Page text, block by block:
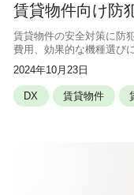
賃貸物件向け防
賃貸物件の安全対策に防
費用、効果的な機種選び
の記事では、賃貸物件向
種の特徴や選び方のポイ
2024年10月23日
DX 賃貸物件